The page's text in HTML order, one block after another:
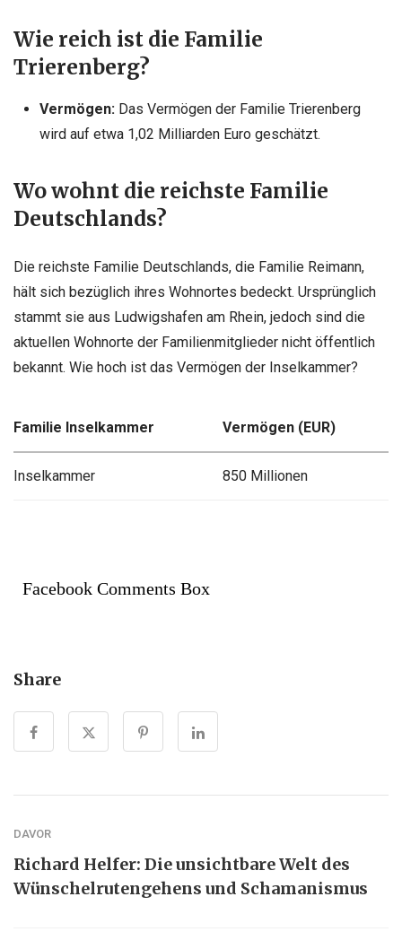
Wie reich ist die Familie
Trierenberg?
Vermögen:Das Vermögen der Familie Trierenberg
wird auf etwa 1,02 Milliarden Euro geschätzt.
Wo wohnt die reichste Familie
Deutschlands?
Die reichste Familie Deutschlands, die Familie Reimann,
hält sich bezüglich ihres Wohnortes bedeckt. Ursprünglich
stammt sie aus Ludwigshafen am Rhein, jedoch sind die
aktuellen Wohnorte der Familienmitglieder nicht öffentlich
bekannt. Wie hoch ist das Vermögen der Inselkammer?
Familie Inselkammer Vermögen (EUR)
Inselkammer 850 Millionen
Facebook Comments Box
Share
DAVOR
Richard Helfer: Die unsichtbare Welt des
Wünschelrutengehens und Schamanismus